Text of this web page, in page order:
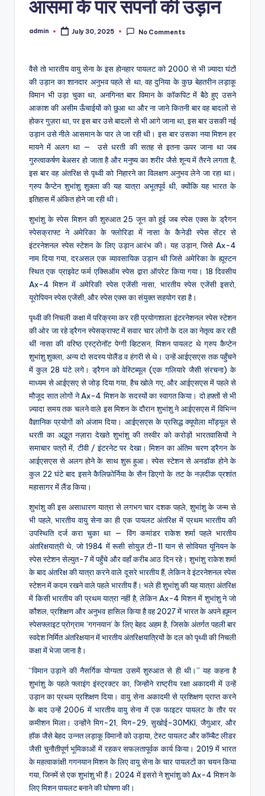
आसमां के पार सपनों की उड़ान
Posted
admin July 30, 2025 No Comments
वैसे तो भारतीय वायु सेना के इस होनहार पायलट को 2000 से भी ज़्यादा घंटों
की उड़ान का शानदार अनुभव पहले से था, वह दुनिया के कुछ बेहतरीन लड़ाकू
विमान भी उड़ा चुका था, अनगिनत बार विमान के कॉकपिट में बैठे हुए उसने
आकाश की असीम ऊँचाईयों को छुआ था और ना जाने कितनी बार वह बादलों से
होकर गुज़रा था, पर इस बार उसे बादलों से भी आगे जाना था, इस बार उसकी नई
उड़ान उसे नीले आसमान के पार ले जा रही थी। इस बार उसका नया मिशन हर
मायने में अलग था — उसे धरती की सतह से इतना ऊपर जाना था जब
गुरुत्वाकर्षण बेअसर हो जाता है और मनुष्य का शरीर जैसे शून्य में तैरने लगता है,
इस बार वह अंतरिक्ष से पृथ्वी को निहारने का विलक्षण अनुभव लेने जा रहा था।
ग्रुप कैप्टेन शुभांशु शुक्ला की यह यात्रा अभूतपूर्व थी, क्योंकि यह भारत के
इतिहास में अंकित होने जा रही थी।
शुभांशु के स्पेस मिशन की शुरुआत 25 जून को हुई जब स्पेस एक्स के ड्रैगन
स्पेसक्राफ्ट ने अमेरिका के फ्लोरिडा में नासा के कैनेडी स्पेस सेंटर से
इंटरनेशनल स्पेस स्टेशन के लिए उड़ान आरंभ की। यह उड़ान, जिसे Ax-4
नाम दिया गया, दरअसल एक व्यावसायिक उड़ान थी जिसे अमेरिका के ह्यूस्टन
स्थित एक प्राइवेट फर्म एक्सिऑम स्पेस द्वारा ऑपरेट किया गया। 18 दिवसीय
Ax-4 मिशन में अमेरिकी स्पेस एजेंसी नासा, भारतीय स्पेस एजेंसी इसरो,
यूरोपियन स्पेस एजेंसी, और स्पेस एक्स का संयुक्त सहयोग रहा है।
पृथ्वी की निचली कक्षा में परिक्रमा कर रही प्रयोगशाला इंटरनेशनल स्पेस स्टेशन
की ओर जा रहे ड्रैगन स्पेसक्राफ्ट में सवार चार लोगों के दल का नेतृत्व कर रही
थीं नासा की वरिष्ठ एस्ट्रोनॉट पेग्गी व्हिटसन, मिशन पायलट थे ग्रुप कैप्टेन
शुभांशु शुक्ला, अन्य दो सदस्य पोलैंड व हंगरी से थे। उन्हें आईएसएस तक पहुँचने
में कुल 28 घंटे लगे। ड्रैगन को वेस्टिब्यूल (एक गलियारे जैसी संरचना) के
माध्यम से आईएसए से जोड़ दिया गया, हैच खोले गए, और आईएसएस में पहले से
मौजूद सात लोगों ने Ax-4 मिशन के सदस्यों का स्वागत किया। दो हफ़्तों से भी
ज़्यादा समय तक चलने वाले इस मिशन के दौरान शुभांशु ने आईएसएस में विभिन्न
वैज्ञानिक प्रयोगों को अंजाम दिया। आईएसएस के प्रसिद्ध क्यूपोला मॉड्यूल से
धरती का अद्भुत नज़ारा देखते शुभांशु की तस्वीर को करोड़ों भारतवासियों ने
समाचार पत्रों में, टीवी / इंटरनेट पर देखा। मिशन का अंतिम चरण ड्रैगन के
आईएसएस से अलग होने के साथ शुरू हुआ। स्पेस स्टेशन से अनडॉक होने के
कुल 22 घंटे बाद इसने कैलिफ़ोर्निया के सैन डिएगो के तट के नज़दीक प्रशांत
महासागर में लैंड किया।
शुभांशु की इस असाधारण यात्रा से लगभग चार दशक पहले, शुभांशु के जन्म से
भी पहले, भारतीय वायु सेना का ही एक पायलट अंतरिक्ष में प्रथम भारतीय की
उपस्थिति दर्ज करा चुका था — विंग कमांडर राकेश शर्मा पहले भारतीय
अंतरिक्षयात्री थे, जो 1984 में रूसी सोयुज़ टी-11 यान से सोवियत यूनियन के
स्पेस स्टेशन सेल्युत-7 में पहुँचे और वहाँ करीब आठ दिन रहे। शुभांशु राकेश शर्मा
के बाद अंतरिक्ष की यात्रा करने वाले दूसरे भारतीय हैं, लेकिन वे इंटरनेशनल स्पेस
स्टेशन में कदम रखने वाले पहले भारतीय हैं। भले ही शुभांशु की यह यात्रा अंतरिक्ष
में किसी भारतीय की प्रथम यात्रा नहीं है, लेकिन Ax-4 मिशन में शुभांशु ने जो
कौशल, प्रशिक्षण और अनुभव हासिल किया है वह 2027 में भारत के अपने ह्यूमन
स्पेसफ्लाइट प्रोग्राम ‘गगनयान’ के लिए बेहद अहम है, जिसके अंतर्गत पहली बार
स्वदेश निर्मित अंतरिक्षयान में भारतीय अंतरिक्षयात्रियों के दल को पृथ्वी की निचली
कक्षा में भेजा जाना है।
“विमान उड़ाने की नैसर्गिक योग्यता उसमें शुरुआत से ही थी।” यह कहना है
शुभांशु के पहले फ्लाइंग इंस्ट्रक्टर का, जिन्होंने राष्ट्रीय रक्षा अकादमी में उन्हें
उड़ान का प्रथम प्रशिक्षण दिया। वायु सेना अकादमी से प्रशिक्षण प्राप्त करने
के बाद उन्हें 2006 में भारतीय वायु सेना में एक फाइटर पायलट के तौर पर
कमीशन मिला। उन्होंने मिग-21, मिग-29, सुखोई-30MKI, जैगुआर, और
हॉक जैसे बेहद उन्नत लड़ाकू विमानों को उड़ाया, टेस्ट पायलट और कॉम्बैट लीडर
जैसी चुनौतीपूर्ण भूमिकाओं में रहकर सफलतापूर्वक कार्य किया। 2019 में भारत
के महत्वाकांक्षी गगनयान मिशन के लिए वायु सेना के चार पायलटों का चयन किया
गया, जिनमें से एक शुभांशु भी हैं। 2024 में इसरो ने शुभांशु को Ax-4 मिशन के
लिए मिशन पायलट बनाने की घोषणा की।